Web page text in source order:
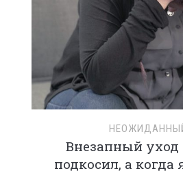
Внезапный
подкосил, а когда